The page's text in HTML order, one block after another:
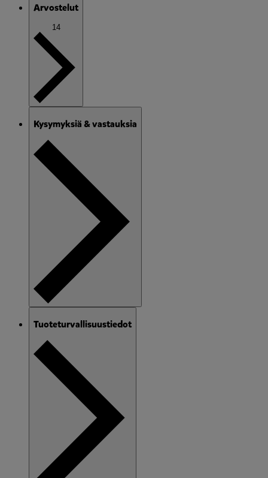
Arvostelut
14
Kysymyksiä & vastauksia
Tuoteturvallisuustiedot